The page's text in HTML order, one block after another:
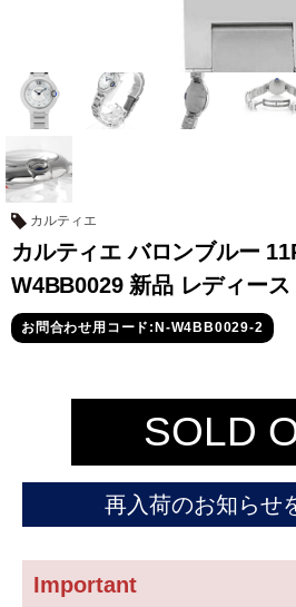
セイコー
チューダー
新品
カルティエ
カルティエ バロンブルー
W4BB0029 新品 レディース
お問合わせ用コード:N-W4BB0029-2
SOLD
再入荷のお知らせ
Important